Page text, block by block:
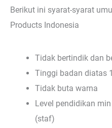
Berikut ini syarat-syarat
Products Indonesia
Tidak bertindik dan
Tinggi badan diatas
Tidak buta warna
Level pendidikan
(staf)